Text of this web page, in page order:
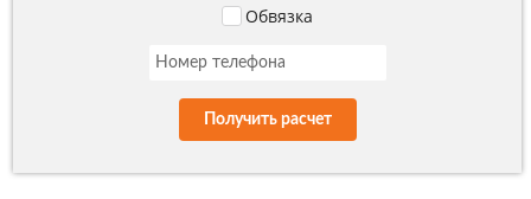
Обвязка
Получить расчет